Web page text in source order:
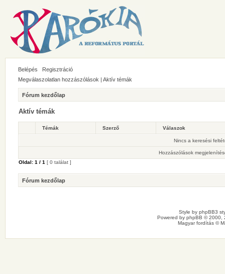
Belépés
Regisztráció
Megválaszolatlan hozzászólások | Aktív témák
Fórum kezdőlap
Aktív témák
Témák Szerző Válaszok
Nincs a keresési
Hozzászólások
Oldal: 1 / 1 [ 0 találat ]
Fórum kezdőlap
Style by phpBB3
Powered by phpBB © 2000,
Magyar fordítás ©